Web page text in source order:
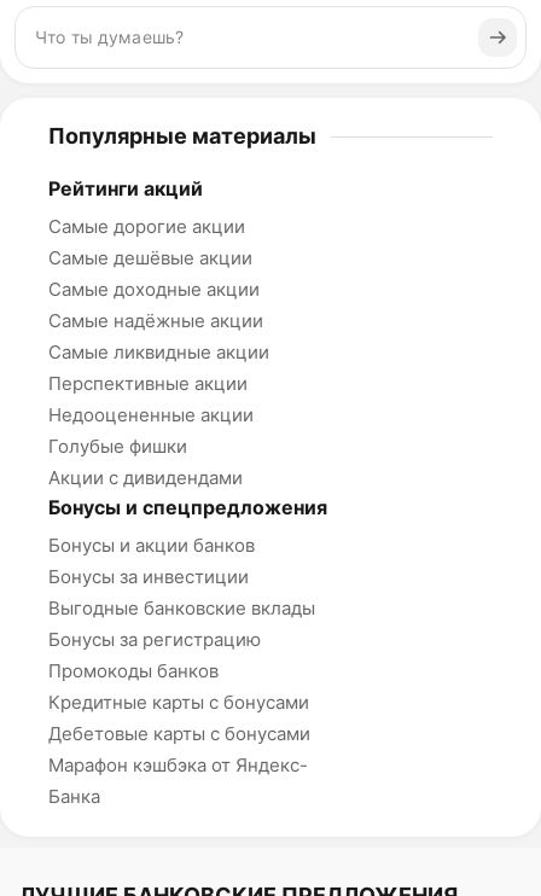
Популярные материалы
Рейтинги акций
Самые дорогие акции
Самые дешёвые акции
Самые доходные акции
Самые надёжные акции
Самые ликвидные акции
Перспективные акции
Недооцененные акции
Голубые фишки
Акции с дивидендами
Бонусы и спецпредложения
Бонусы и акции банков
Бонусы за инвестиции
Выгодные банковские вклады
Бонусы за регистрацию
Промокоды банков
Кредитные карты с бонусами
Дебетовые карты с бонусами
Марафон кэшбэка от Яндекс-
Банка